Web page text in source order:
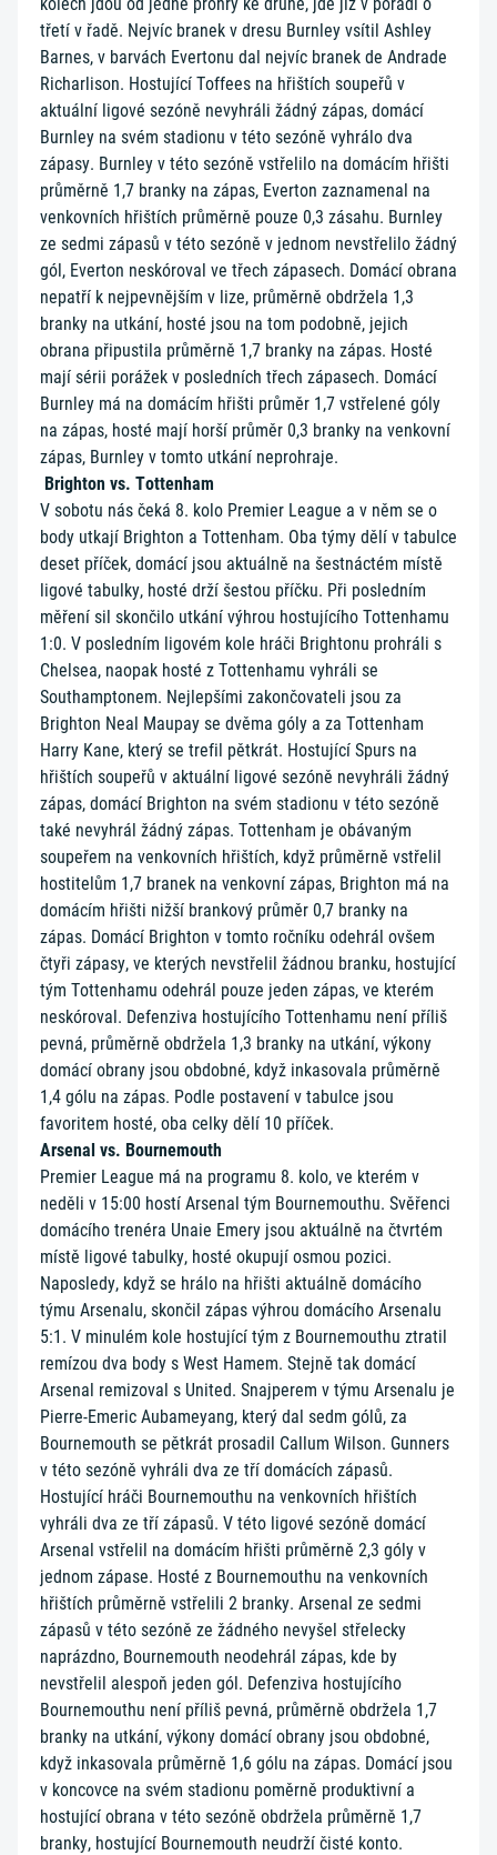
třetí v řadě. Nejvíc branek v dresu Burnley vsítil Ashley
Barnes, v barvách Evertonu dal nejvíc branek de Andrade
Richarlison. Hostující Toffees na hřištích soupeřů v
aktuální ligové sezóně nevyhráli žádný zápas, domácí
Burnley na svém stadionu v této sezóně vyhrálo dva
zápasy. Burnley v této sezóně vstřelilo na domácím hřišti
průměrně 1,7 branky na zápas, Everton zaznamenal na
venkovních hřištích průměrně pouze 0,3 zásahu. Burnley
ze sedmi zápasů v této sezóně v jednom nevstřelilo žádný
gól, Everton neskóroval ve třech zápasech. Domácí obrana
nepatří k nejpevnějším v lize, průměrně obdržela 1,3
branky na utkání, hosté jsou na tom podobně, jejich
obrana připustila průměrně 1,7 branky na zápas. Hosté
mají sérii porážek v posledních třech zápasech. Domácí
Burnley má na domácím hřišti průměr 1,7 vstřelené góly
na zápas, hosté mají horší průměr 0,3 branky na venkovní
zápas, Burnley v tomto utkání neprohraje.
Brighton vs. Tottenham
V sobotu nás čeká 8. kolo Premier League a v něm se o
body utkají Brighton a Tottenham. Oba týmy dělí v tabulce
deset příček, domácí jsou aktuálně na šestnáctém místě
ligové tabulky, hosté drží šestou příčku. Při posledním
měření sil skončilo utkání výhrou hostujícího Tottenhamu
1:0. V posledním ligovém kole hráči Brightonu prohráli s
Chelsea, naopak hosté z Tottenhamu vyhráli se
Southamptonem. Nejlepšími zakončovateli jsou za
Brighton Neal Maupay se dvěma góly a za Tottenham
Harry Kane, který se trefil pětkrát. Hostující Spurs na
hřištích soupeřů v aktuální ligové sezóně nevyhráli žádný
zápas, domácí Brighton na svém stadionu v této sezóně
také nevyhrál žádný zápas. Tottenham je obávaným
soupeřem na venkovních hřištích, když průměrně vstřelil
hostitelům 1,7 branek na venkovní zápas, Brighton má na
domácím hřišti nižší brankový průměr 0,7 branky na
zápas. Domácí Brighton v tomto ročníku odehrál ovšem
čtyři zápasy, ve kterých nevstřelil žádnou branku, hostující
tým Tottenhamu odehrál pouze jeden zápas, ve kterém
neskóroval. Defenziva hostujícího Tottenhamu není příliš
pevná, průměrně obdržela 1,3 branky na utkání, výkony
domácí obrany jsou obdobné, když inkasovala průměrně
1,4 gólu na zápas. Podle postavení v tabulce jsou
favoritem hosté, oba celky dělí 10 příček.
Arsenal vs. Bournemouth
Premier League má na programu 8. kolo, ve kterém v
neděli v 15:00 hostí Arsenal tým Bournemouthu. Svěřenci
domácího trenéra Unaie Emery jsou aktuálně na čtvrtém
místě ligové tabulky, hosté okupují osmou pozici.
Naposledy, když se hrálo na hřišti aktuálně domácího
týmu Arsenalu, skončil zápas výhrou domácího Arsenalu
5:1. V minulém kole hostující tým z Bournemouthu ztratil
remízou dva body s West Hamem. Stejně tak domácí
Arsenal remizoval s United. Snajperem v týmu Arsenalu je
Pierre-Emeric Aubameyang, který dal sedm gólů, za
Bournemouth se pětkrát prosadil Callum Wilson. Gunners
v této sezóně vyhráli dva ze tří domácích zápasů.
Hostující hráči Bournemouthu na venkovních hřištích
vyhráli dva ze tří zápasů. V této ligové sezóně domácí
Arsenal vstřelil na domácím hřišti průměrně 2,3 góly v
jednom zápase. Hosté z Bournemouthu na venkovních
hřištích průměrně vstřelili 2 branky. Arsenal ze sedmi
zápasů v této sezóně ze žádného nevyšel střelecky
naprázdno, Bournemouth neodehrál zápas, kde by
nevstřelil alespoň jeden gól. Defenziva hostujícího
Bournemouthu není příliš pevná, průměrně obdržela 1,7
branky na utkání, výkony domácí obrany jsou obdobné,
když inkasovala průměrně 1,6 gólu na zápas. Domácí jsou
v koncovce na svém stadionu poměrně produktivní a
hostující obrana v této sezóně obdržela průměrně 1,7
branky, hostující Bournemouth neudrží čisté konto.